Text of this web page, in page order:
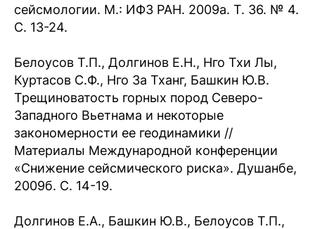
сейсмологии. М.: ИФЗ РАН. 2009а. Т. 36. № 4.
С. 13-24.
Белоусов Т.П., Долгинов Е.Н., Нго Тхи Лы,
Куртасов С.Ф., Нго За Тханг, Башкин Ю.В.
Трещиноватость горных пород Северо-
Западного Вьетнама и некоторые
закономерности ее геодинамики //
Материалы Международной конференции
«Снижение сейсмического риска». Душанбе,
2009б. С. 14-19.
Долгинов Е.А., Башкин Ю.В., Белоусов Т.П.,